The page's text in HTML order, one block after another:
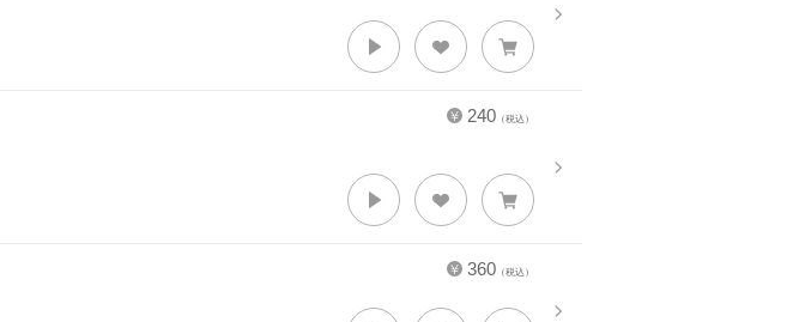
240 （税込）
360 （税込）